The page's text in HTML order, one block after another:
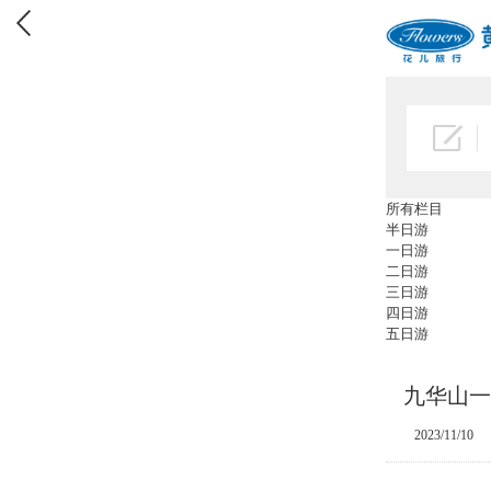
所有栏目
半日游
一日游
二日游
三日游
四日游
五日游
九华山
2023/11/10